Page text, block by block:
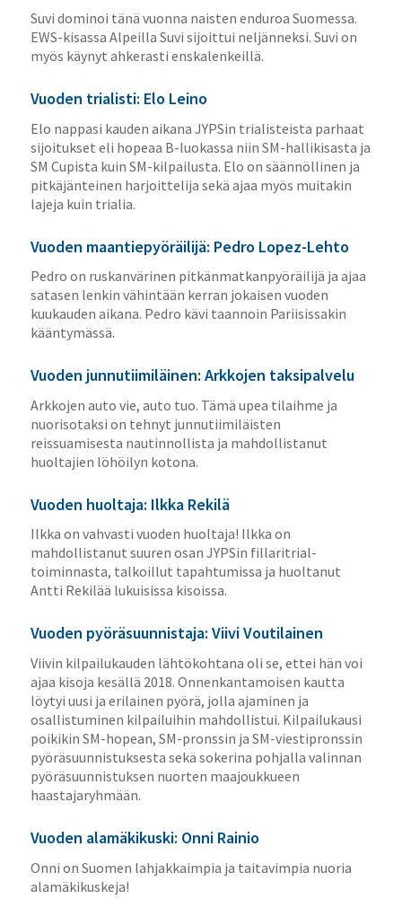
Suvi dominoi tänä vuonna naisten enduroa Suomessa.
EWS-kisassa Alpeilla Suvi sijoittui neljänneksi. Suvi on
myös käynyt ahkerasti enskalenkeillä.
Vuoden trialisti: Elo Leino
Elo nappasi kauden aikana JYPSin trialisteista parhaat
sijoitukset eli hopeaa B-luokassa niin SM-hallikisasta ja
SM Cupista kuin SM-kilpailusta. Elo on säännöllinen ja
pitkäjänteinen harjoittelija sekä ajaa myös muitakin
lajeja kuin trialia.
Vuoden maantiepyöräilijä: Pedro Lopez-Lehto
Pedro on ruskanvärinen pitkänmatkanpyöräilijä ja ajaa
satasen lenkin vähintään kerran jokaisen vuoden
kuukauden aikana. Pedro kävi taannoin Pariisissakin
kääntymässä.
Vuoden junnutiimiläinen: Arkkojen taksipalvelu
Arkkojen auto vie, auto tuo. Tämä upea tilaihme ja
nuorisotaksi on tehnyt junnutiimiläisten
reissuamisesta nautinnollista ja mahdollistanut
huoltajien löhöilyn kotona.
Vuoden huoltaja: Ilkka Rekilä
Ilkka on vahvasti vuoden huoltaja! Ilkka on
mahdollistanut suuren osan JYPSin fillaritrial-
toiminnasta, talkoillut tapahtumissa ja huoltanut
Antti Rekilää lukuisissa kisoissa.
Vuoden pyöräsuunnistaja: Viivi Voutilainen
Viivin kilpailukauden lähtökohtana oli se, ettei hän voi
ajaa kisoja kesällä 2018. Onnenkantamoisen kautta
löytyi uusi ja erilainen pyörä, jolla ajaminen ja
osallistuminen kilpailuihin mahdollistui. Kilpailukausi
poikikin SM-hopean, SM-pronssin ja SM-viestipronssin
pyöräsuunnistuksesta sekä sokerina pohjalla valinnan
pyöräsuunnistuksen nuorten maajoukkueen
haastajaryhmään.
Vuoden alamäkikuski: Onni Rainio
Onni on Suomen lahjakkaimpia ja taitavimpia nuoria
alamäkikuskeja!